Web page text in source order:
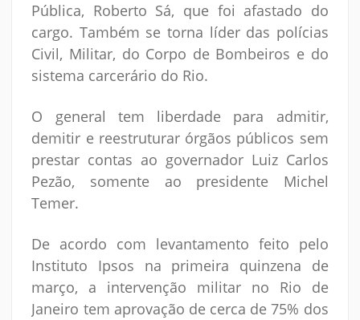
Pública, Roberto Sá, que foi afastado do
cargo. Também se torna líder das polícias
Civil, Militar, do Corpo de Bombeiros e do
sistema carcerário do Rio.
O general tem liberdade para admitir,
demitir e reestruturar órgãos públicos sem
prestar contas ao governador Luiz Carlos
Pezão, somente ao presidente Michel
Temer.
De acordo com levantamento feito pelo
Instituto Ipsos na primeira quinzena de
março, a intervenção militar no Rio de
Janeiro tem aprovação de cerca de 75% dos